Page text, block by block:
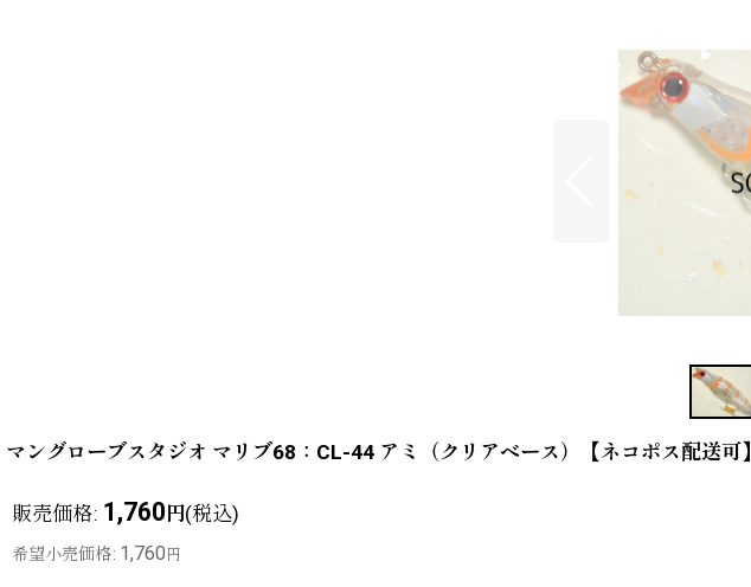
マングローブスタジオ マリブ68：CL-44 アミ（クリアベース）【ネコポス配送可】
販売価格: 1,760円(税込)
希望小売価格: 1,760 円